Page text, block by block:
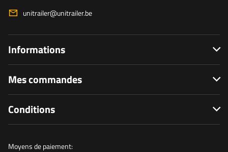
unitrailer@unitrailer.be
Informations
Mes commandes
Conditions
Moyens de paiement: